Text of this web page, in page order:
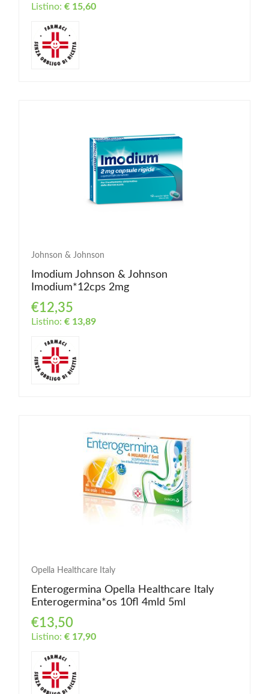
Listino: € 15,60
Johnson & Johnson
Imodium Johnson & Johnson
Imodium*12cps 2mg
€12,35
Listino: € 13,89
Opella Healthcare Italy
Enterogermina Opella Healthcare Italy
Enterogermina*os 10fl 4mld 5ml
€13,50
Listino: € 17,90